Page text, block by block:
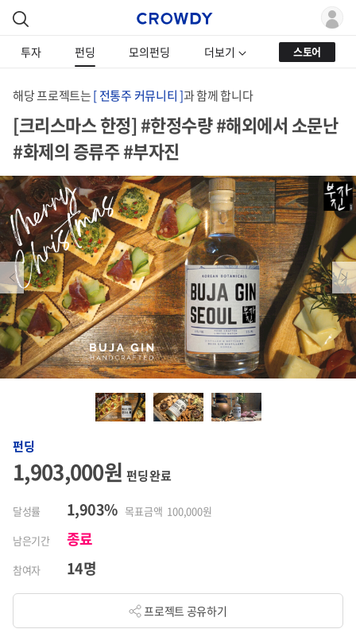
투자 펀딩 모의펀딩 더보기 스토어
해당 프로젝트는[ 전통주 커뮤니티 ]과 함께 합니다
[크리스마스 한정] #한정수량 #해외에서 소문난
#화제의 증류주 #부자진
Previous Next
펀딩
1,903,000원펀딩 완료
달성률 1,903% 목표금액 100,000원
남은기간
종료
참여자 14명
프로젝트 공유하기